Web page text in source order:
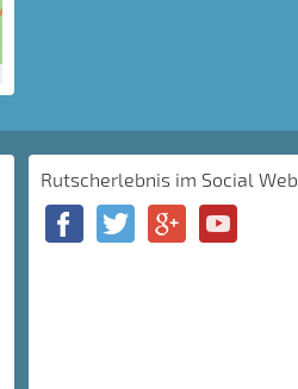
Rutscherlebnis im Social Web